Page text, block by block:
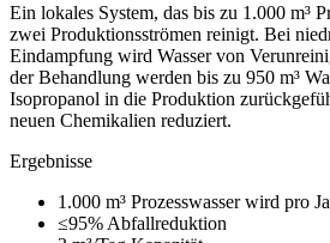
Ein lokales System, das bis zu 1.000 m³
zwei Produktionsströmen reinigt. Bei
Eindampfung wird Wasser von
der Behandlung werden bis zu 950 m³
Isopropanol in die Produktion
neuen Chemikalien reduziert.
Ergebnisse
1.000 m³ Prozesswasser wird pro
≤95% Abfallreduktion